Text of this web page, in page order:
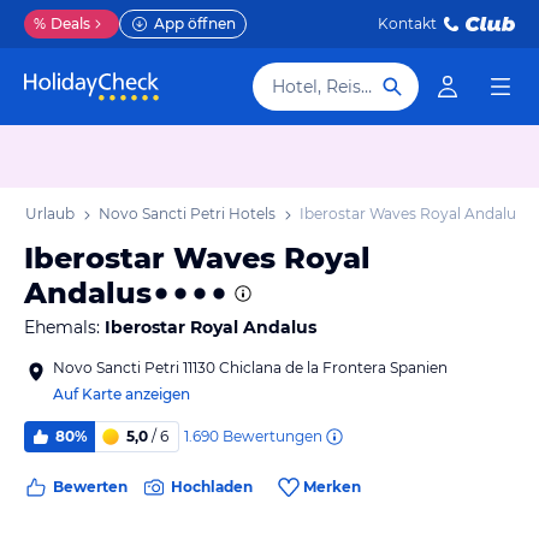
% Deals App öffnen Kontakt
Hotel, Reiseziel
Urlaub Novo Sancti Petri Hotels Iberostar Waves Royal Andalus
Iberostar Waves Royal
Andalus
Ehemals: Iberostar Royal Andalus
Novo Sancti Petri 11130 Chiclana de la Frontera Spanien
Auf Karte anzeigen
80% 5,0 / 6 1.690 Bewertungen
Bewerten Hochladen Merken